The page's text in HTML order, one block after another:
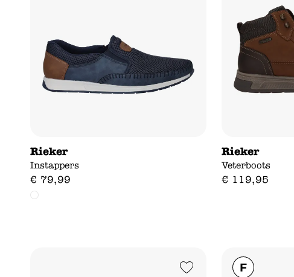
Rieker
Instappers
€ 79,99
Rieker
Veterboots
€ 119,95
Add to Wishlist